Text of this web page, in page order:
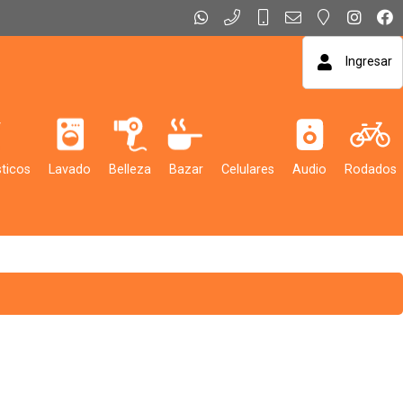
Ingresar
Lavado Belleza Bazar Celulares Audio Rodados